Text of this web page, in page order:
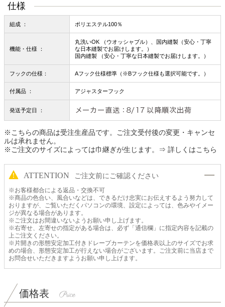
仕様
組成 ： ポリエステル100％
機能・仕様 ：
丸洗いOK （ウオッシャブル）、国内縫製（安心・丁寧
な日本縫製でお届けします。）
国内縫製 （安心・丁寧な日本縫製でお届けします。）
フックの仕様： Aフック仕様標準（※Bフック仕様も選択可能です。）
付属品 ： アジャスターフック
発送予定日 ：
※こちらの商品は受注生産品です。ご注文受付後の変更・キャンセ
ルは承れません。
※ご注文のサイズによっては巾継ぎが生じます。
⇒ 詳しくはこちら
ATTENTION ご注文前にご確認ください
※お客様都合による返品・交換不可
※商品の色合い、風合いなどは、できるだけ忠実にお伝えするよう努力して
おりますが、ご覧いただくパソコンの環境、設定によっては、色みやイメー
ジが異なる場合があります。
※ご注文はお間違いないようお願い申し上げます。
※右寄せ、左寄せの指定がある場合は、必ず「通信欄」に指定内容を記載の
上ご注文ください。
※片開きの形態安定加工付きドレープカーテンを価格表以上のサイズでお求
めの場合、形態安定加工が行えない場合がございます。ご注文前に当店まで
お問合せいただきますようお願い申し上げます。
価格表